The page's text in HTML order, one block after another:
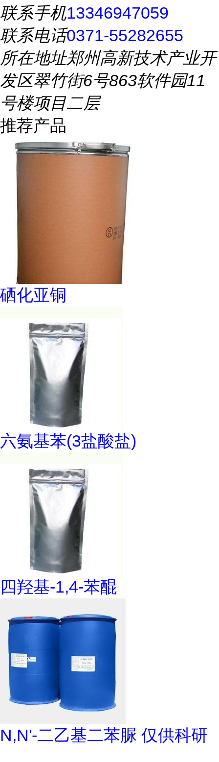
联系手机13346947059
联系电话0371-55282655
所在地址郑州高新技术产业开
发区翠竹街6号863软件园11
号楼项目二层
推荐产品
硒化亚铜
六氨基苯(3盐酸盐)
四羟基-1,4-苯醌
N,N'-二乙基二苯脲 仅供科研